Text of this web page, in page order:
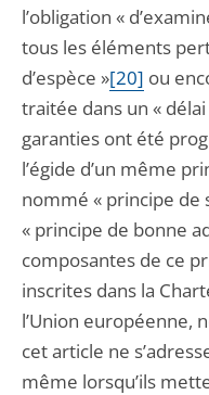
l’obligation «
tous les éléments
d’espèce »[20] ou
traitée dans un «
garanties ont été
l’égide d’un même
nommé « principe de
« principe de bonne
composantes de ce
inscrites dans la
l’Union européenne,
cet article ne
même lorsqu’ils